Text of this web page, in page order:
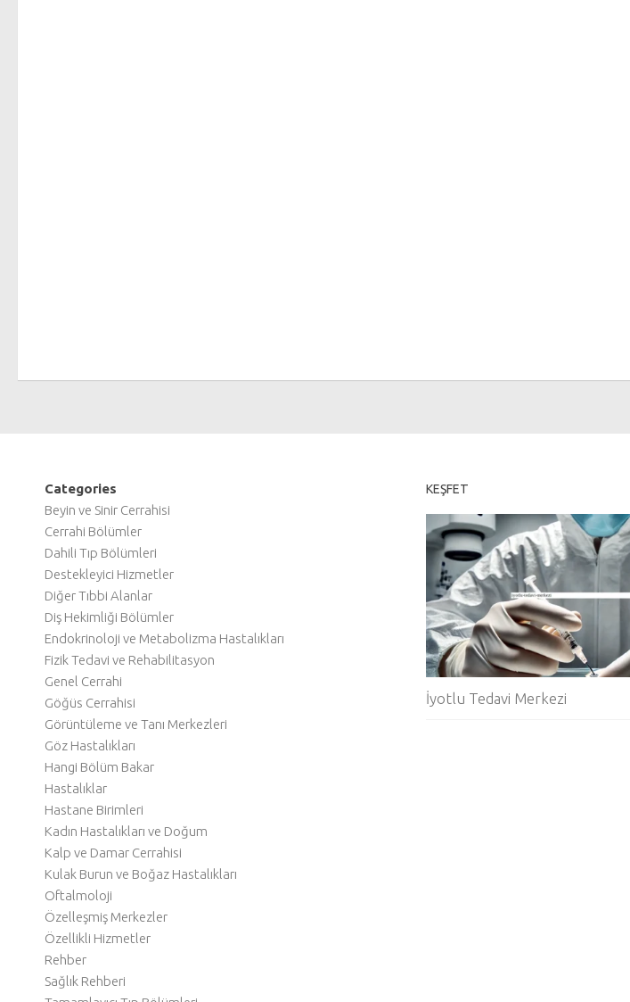
Categories
Beyin ve Sinir Cerrahisi
Cerrahi Bölümler
Dahili Tıp Bölümleri
Destekleyici Hizmetler
Diğer Tıbbi Alanlar
Diş Hekimliği Bölümler
Endokrinoloji ve Metabolizma Hastalıkları
Fizik Tedavi ve Rehabilitasyon
Genel Cerrahi
Göğüs Cerrahisi
Görüntüleme ve Tanı Merkezleri
Göz Hastalıkları
Hangi Bölüm Bakar
Hastalıklar
Hastane Birimleri
Kadın Hastalıkları ve Doğum
Kalp ve Damar Cerrahisi
Kulak Burun ve Boğaz Hastalıkları
Oftalmoloji
Özelleşmiş Merkezler
Özellikli Hizmetler
Rehber
Sağlık Rehberi
KEŞFET
İyotlu Tedavi Merkezi